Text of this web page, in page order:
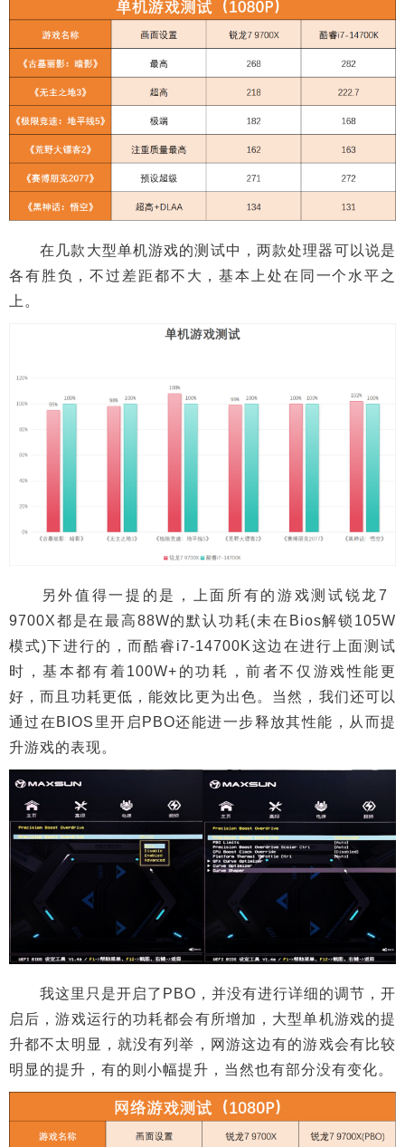
在几款大型单机游戏的测试中，两款处理器可以说是
各有胜负，不过差距都不大，基本上处在同一个水平之
上。
另外值得一提的是，上面所有的游戏测试锐龙7
9700X都是在最高88W的默认功耗(未在Bios解锁105W
模式)下进行的，而酷睿i7-14700K这边在进行上面测试
时，基本都有着100W+的功耗，前者不仅游戏性能更
好，而且功耗更低，能效比更为出色。当然，我们还可以
通过在BIOS里开启PBO还能进一步释放其性能，从而提
升游戏的表现。
我这里只是开启了PBO，并没有进行详细的调节，开
启后，游戏运行的功耗都会有所增加，大型单机游戏的提
升都不太明显，就没有列举，网游这边有的游戏会有比较
明显的提升，有的则小幅提升，当然也有部分没有变化。